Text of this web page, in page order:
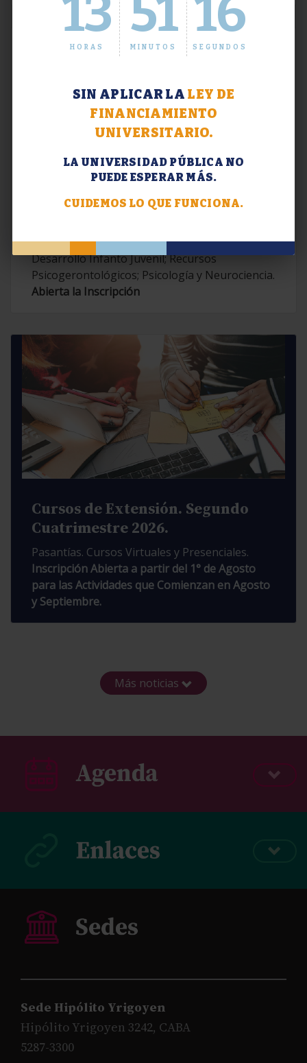
13
HORAS
51
MINUTOS
17
SEGUNDOS
SIN APLICAR LA LEY DE
FINANCIAMIENTO
UNIVERSITARIO.
LA UNIVERSIDAD PÚBLICA NO
PUEDE ESPERAR MÁS.
CUIDEMOS LO QUE FUNCIONA.
Extensión. Diplomaturas 2026.
Contemporáneas; Problemáticas en el
Desarrollo Infanto Juvenil; Recursos
Psicogerontológicos; Psicología y Neurociencia.
Abierta la Inscripción
Cursos de Extensión. Segundo
Cuatrimestre 2026.
Pasantías. Cursos Virtuales y Presenciales.
Inscripción Abierta a partir del 1° de Agosto
para las Actividades que Comienzan en Agosto
y Septiembre.
Más noticias
Sede Hipólito Yrigoyen
Hipólito Yrigoyen 3242, CABA
5287-3300